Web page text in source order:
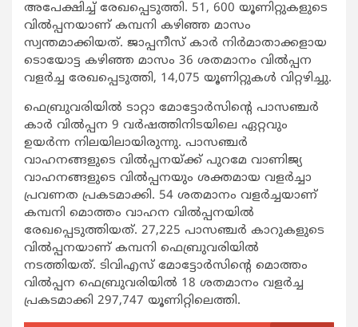
അപേക്ഷിച്ച് രേഖപ്പെടുത്തി. 51, 600 യൂണിറ്റുകളുടെ
വില്‍പ്പനയാണ് കമ്പനി കഴിഞ്ഞ മാസം
സ്വന്തമാക്കിയത്. ജാപ്പനീസ് കാര്‍ നിര്‍മാതാക്കളായ
ടൊയോട്ട കഴിഞ്ഞ മാസം 36 ശതമാനം വില്‍പ്പന
വളര്‍ച്ച രേഖപ്പെടുത്തി, 14,075 യൂണിറ്റുകള്‍ വിറ്റഴിച്ചു.
ഫെബ്രുവരിയില്‍ ടാറ്റാ മോട്ടോര്‍സിന്‍റെ പാസഞ്ചര്‍
കാര്‍ വില്‍പ്പന 9 വര്‍ഷത്തിനിടയിലെ ഏറ്റവും
ഉയര്‍ന്ന നിലയിലായിരുന്നു. പാസഞ്ചര്‍
വാഹനങ്ങളുടെ വില്‍പ്പനയ്ക്ക് പുറമേ വാണിജ്യ
വാഹനങ്ങളുടെ വില്‍പ്പനയും ശക്തമായ വളര്‍ച്ചാ
പ്രവണത പ്രകടമാക്കി. 54 ശതമാനം വളര്‍ച്ചയാണ്
കമ്പനി മൊത്തം വാഹന വില്‍പ്പനയില്‍
രേഖപ്പെടുത്തിയത്. 27,225 പാസഞ്ചര്‍ കാറുകളുടെ
വില്‍പ്പനയാണ് കമ്പനി ഫെബ്രുവരിയില്‍
നടത്തിയത്. ടിവിഎസ് മോട്ടോര്‍സിന്‍റെ മൊത്തം
വില്‍പ്പന ഫെബ്രുവരിയില്‍ 18 ശതമാനം വളര്‍ച്ച
പ്രകടമാക്കി 297,747 യൂണിറ്റിലെത്തി.